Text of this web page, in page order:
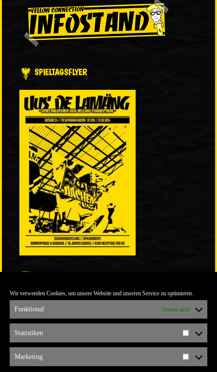
Wir verwenden Cookies, um unsere Website und unseren Service zu optimieren.
Funktional Immer aktiv
Statistiken
Marketing
SPIELTAGSFLYER
ULTRABLOG DER YELLOW CONNECTION
ALEMANNIA VERKAUFT MAN NICHT
ARCHIV
ARCHIV